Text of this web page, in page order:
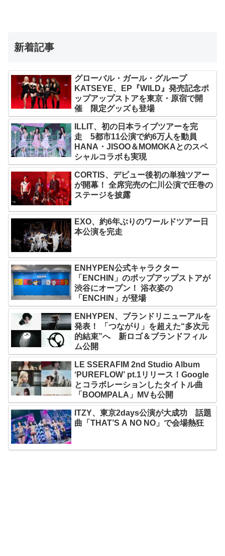
新着記事
グローバル・ガール・グループ
KATSEYE、EP『WILD』発売記念ポ
ップアップストアを東京・原宿で開
催 限定グッズも登場
ILLIT、初の日本ライブツアーを完
走 5都市11公演で約6万人を動員
HANA・JISOO＆MOMOKAとのスペ
シャルコラボも実現
CORTIS、デビュー後初の単独ツアー
が開幕！ 全席完売の仁川公演で圧巻の
ステージを披露
EXO、約6年ぶりのワールドツアー日
本公演を完走
ENHYPEN公式キャラクター
「ENCHIN」のポップアップストアが
渋谷にオープン！ 浴衣姿の
「ENCHIN」が登場
ENHYPEN、ブランドリニューアルを
発表！ 「つながり」を超えた“多次元
的結束”へ 新ロゴ＆ブランドフィル
ム公開
LE SSERAFIM 2nd Studio Album
‘PUREFLOW’ pt.1リリース！Google
とコラボレーションしたタイトル曲
「BOOMPALA」MVも公開
ITZY、東京2days公演が大成功 話題
曲「THAT’S A NO NO」で会場熱狂